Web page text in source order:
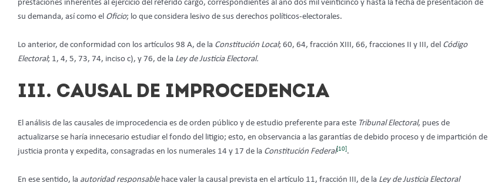
prestaciones inherentes al ejercicio del referido cargo, correspondientes al año dos mil veinticinco y hasta la fecha de presentación de
su demanda, así como el Oficio; lo que considera lesivo de sus derechos políticos-electorales.
Lo anterior, de conformidad con los artículos 98 A, de la Constitución Local; 60, 64, fracción XIII, 66, fracciones II y III, del Código
Electoral; 1, 4, 5, 73, 74, inciso c), y 76, de la Ley de Justicia Electoral.
III. CAUSAL DE IMPROCEDENCIA
El análisis de las causales de improcedencia es de orden público y de estudio preferente para este Tribunal Electoral, pues de
actualizarse se haría innecesario estudiar el fondo del litigio; esto, en observancia a las garantías de debido proceso y de impartición de
justicia pronta y expedita, consagradas en los numerales 14 y 17 de la Constitución Federal[10] .
En ese sentido, la autoridad responsable hace valer la causal prevista en el artículo 11, fracción III, de la Ley de Justicia Electoral